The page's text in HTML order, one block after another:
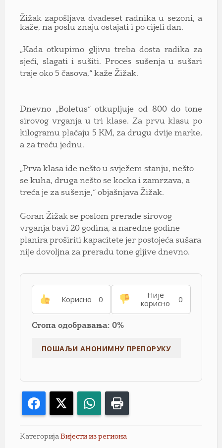
Žižak zapošljava dvadeset radnika u sezoni, a
kaže, na poslu znaju ostajati i po cijeli dan.
„Kada otkupimo gljivu treba dosta radika za
sjeći, slagati i sušiti. Proces sušenja u sušari
traje oko 5 časova,“ kaže Žižak.
Dnevno „Boletus“ otkupljuje od 800 do tone
sirovog vrganja u tri klase. Za prvu klasu po
kilogramu plaćaju 5 KM, za drugu dvije marke,
a za treću jednu.
„Prva klasa ide nešto u svježem stanju, nešto
se kuha, druga nešto se kocka i zamrzava, a
treća je za sušenje,“ objašnjava Žižak.
Goran Žižak se poslom prerade sirovog
vrganja bavi 20 godina, a naredne godine
planira proširiti kapacitete jer postojeća sušara
nije dovoljna za preradu tone gljive dnevno.
Корисно 0
Није
корисно
0
Стопа одобравања: 0%
Facebook WhatsApp
Категорија Вијести из региона